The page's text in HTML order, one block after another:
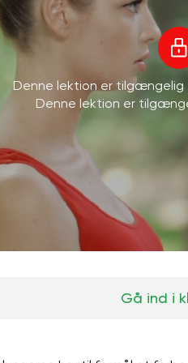
Denne lektion er tilgængelig
Denne lektion er
Gå ind i